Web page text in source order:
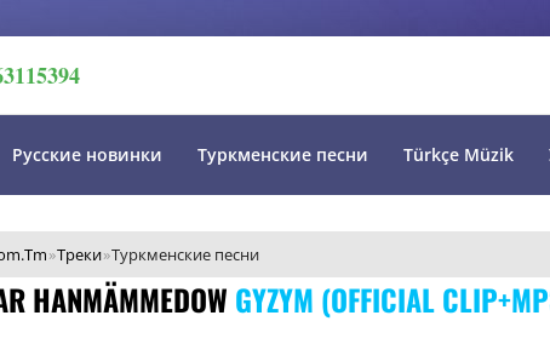
Русские новинки Туркменские песни Türkçe Müzik
»Треки»Туркменские песни
HANMÄMMEDOW GYZYM (OFFICIAL